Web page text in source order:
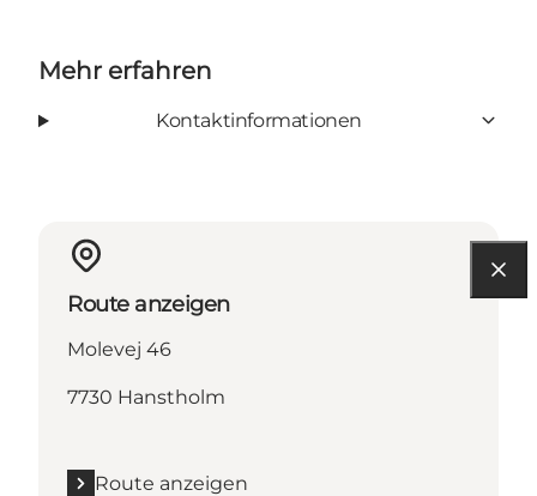
Mehr erfahren
Kontaktinformationen
Route anzeigen
Molevej 46
7730 Hanstholm
Route anzeigen